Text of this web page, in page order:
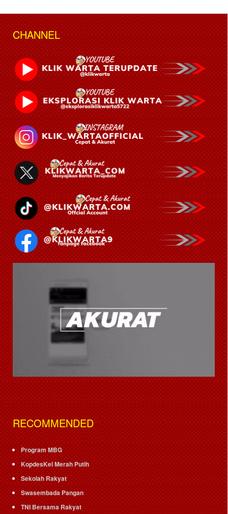
CHANNEL
RECOMMENDED
Program MBG
KopdesKel Merah Putih
Sekolah Rakyat
Swasembada Pangan
TNI Bersama Rakyat